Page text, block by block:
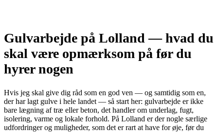
Gulvarbejde på Lolland — hvad du
skal være opmærksom på før du
hyrer nogen
Hvis jeg skal give dig råd som en god ven — og samtidig som en,
der har lagt gulve i hele landet — så start her: gulvarbejde er ikke
bare lægning af træ eller beton, det handler om underlag, fugt,
isolering, varme og lokale forhold. På Lolland er der nogle særlige
udfordringer og muligheder, som det er rart at have for øje, før du